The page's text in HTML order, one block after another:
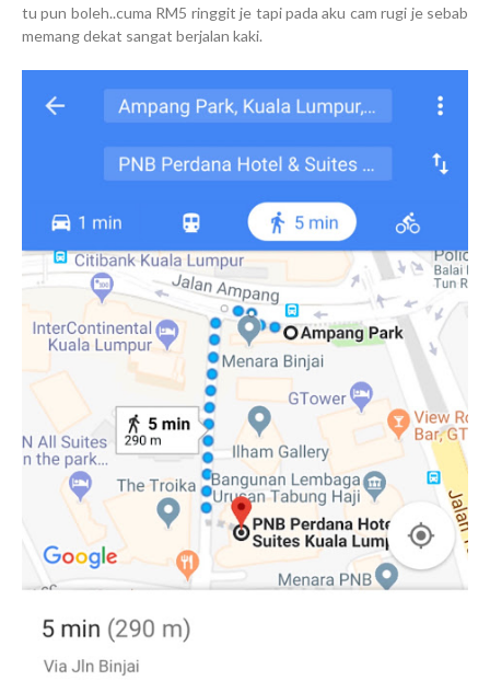
tu pun boleh..cuma RM5 ringgit je tapi pada aku cam rugi je sebab
memang dekat sangat berjalan kaki.